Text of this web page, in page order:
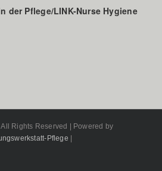
der Pflege/LINK-Nurse Hygiene
Rights Reserved | Powered by
Pflege